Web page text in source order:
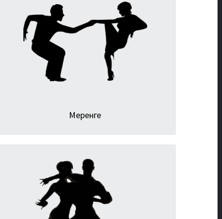
Меренге
Национальный танец Доминиканской Республики
состоит из простых шагов и в то же время
непростых движений бедрами. Этот танец можно
станцевать не только под латиноамериканскую
музыку, но и под многие популярные ритмические
Очень романтичный, интимный и нежный парный